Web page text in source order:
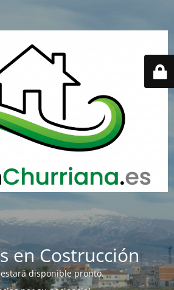
en Costrucción
disponible pronto.